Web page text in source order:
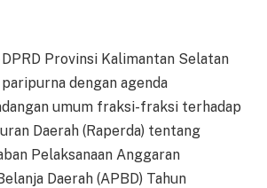
DPRD Provinsi Kalimantan Selatan
dengan agenda
umum fraksi-fraksi terhadap
Daerah (Raperda) tentang
Pelaksanaan Anggaran
Daerah (APBD) Tahun